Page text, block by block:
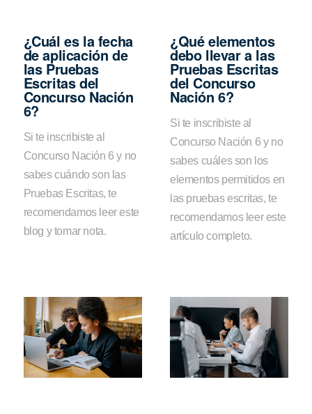
¿Cuál es la fecha
de aplicación de
las Pruebas
Escritas del
Concurso Nación
6?
Si te inscribiste al
Concurso Nación 6 y no
sabes cuándo son las
Pruebas Escritas, te
recomendamos leer este
blog y tomar nota.
¿Qué elementos
debo llevar a las
Pruebas Escritas
del Concurso
Nación 6?
Si te inscribiste al
Concurso Nación 6 y no
sabes cuáles son los
elementos permitidos en
las pruebas escritas, te
recomendamos leer este
artículo completo.